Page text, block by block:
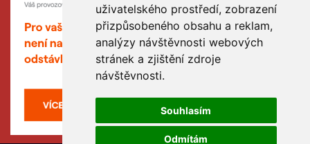
uživatelského prostředí, zobrazení
přizpůsobeného obsahu a reklam,
analýzy návštěvnosti webových
stránek a zjištění zdroje
návštěvnosti.
Souhlasím
Odmítám